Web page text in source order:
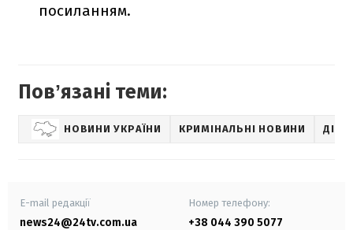
посиланням.
Повʼязані теми:
НОВИНИ УКРАЇНИ КРИМІНАЛЬНІ НОВИНИ ДІТИ
E-mail редакції
news24@24tv.com.ua
Номер телефону:
+38 044 390 5077